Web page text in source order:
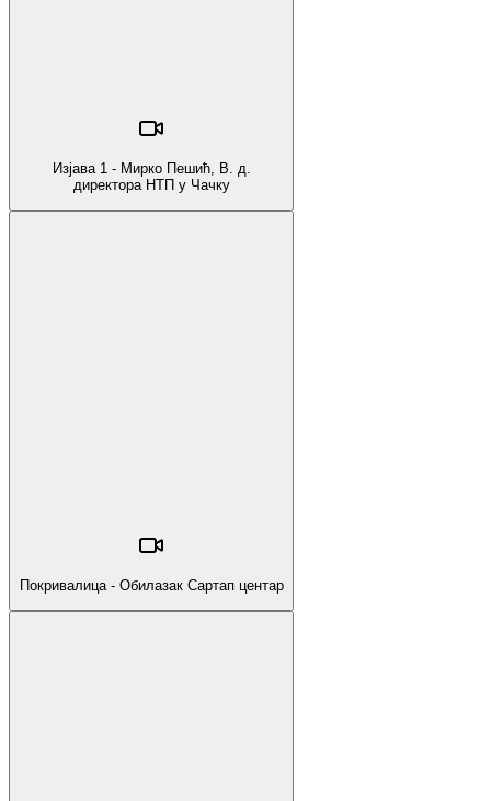
Изјава 1 - Мирко Пешић, В. д.
директора НТП у Чачку
Покривалица - Обилазак Сартап центар